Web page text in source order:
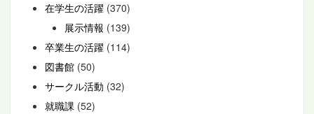
在学生の活躍 (370)
展示情報 (139)
卒業生の活躍 (114)
図書館 (50)
サークル活動 (32)
就職課 (52)